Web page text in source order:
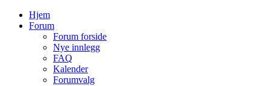
Hjem
Forum
Forum forside
Nye innlegg
FAQ
Kalender
Forumvalg